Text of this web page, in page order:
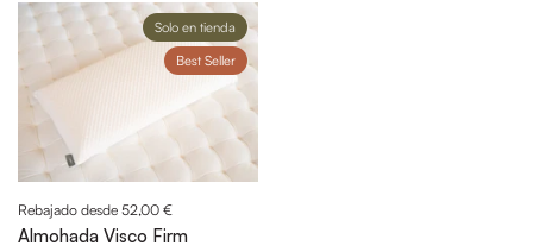
Rebajado desde 52,00 €
Almohada Visco Firm
Solo en tienda
Best Seller